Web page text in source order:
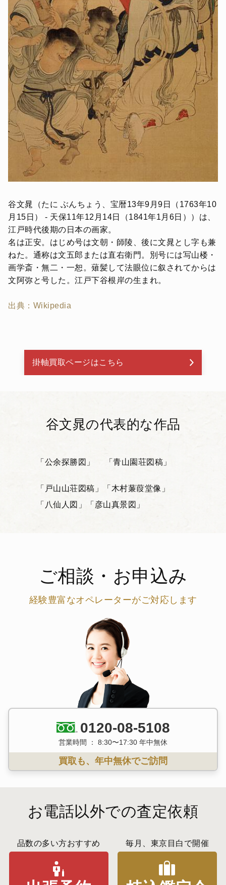
谷文晁（たに ぶんちょう、宝暦13年9月9日（1763年10
月15日） - 天保11年12月14日（1841年1月6日））は、
江戸時代後期の日本の画家。
名は正安。はじめ号は文朝・師陵、後に文晁とし字も兼
ねた。通称は文五郎または直右衛門。別号には写山楼・
画学斎・無二・一恕。薙髪して法眼位に叙されてからは
文阿弥と号した。江戸下谷根岸の生まれ。
出典：Wikipedia
掛軸買取ページはこちら
谷文晁の代表的な作品
「公余探勝図」 「青山園荘図稿」
「戸山山荘図稿」
「木村蒹葭堂像」
「八仙人図」
「彦山真景図」
ご相談・お申込み
経験豊富なオペレーターがご対応します
0120-08-5108
営業時間 ： 8:30〜17:30 年中無休
買取も、年中無休でご訪問
お電話以外での査定依頼
品数の多い方おすすめ 毎月、東京目白で開催